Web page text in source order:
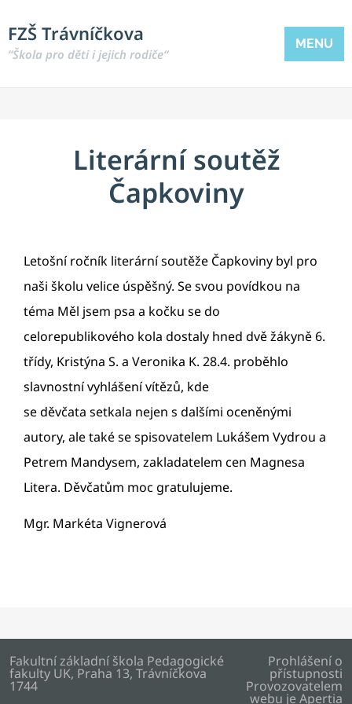
FZŠ Trávníčkova
“Škola pro děti i jejich rodiče“
MENU
Literární soutěž
Čapkoviny
Letošní ročník literární soutěže Čapkoviny byl pro
naši školu velice úspěšný. Se svou povídkou na
téma Měl jsem psa a kočku se do
celorepublikového kola dostaly hned dvě žákyně 6.
třídy, Kristýna S. a Veronika K. 28.4. proběhlo
slavnostní vyhlášení vítězů, kde
se děvčata setkala nejen s dalšími oceněnými
autory, ale také se spisovatelem Lukášem Vydrou a
Petrem Mandysem, zakladatelem cen Magnesa
Litera. Děvčatům moc gratulujeme.
Mgr. Markéta Vignerová
Fakultní základní škola Pedagogické
fakulty UK, Praha 13, Trávníčkova
1744
Prohlášení o
přístupnosti
Provozovatelem
webu je Apertia